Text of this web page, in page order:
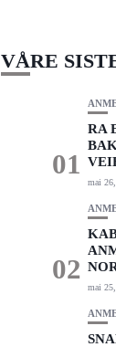
VÅRE
01
RA
mai
02
mai